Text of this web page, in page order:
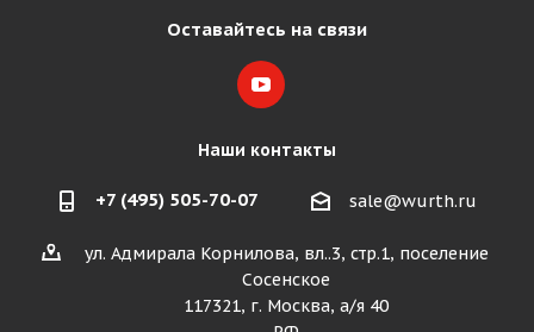
Оставайтесь на связи
Наши контакты
+7 (495) 505-70-07 sale@wurth.ru
ул. Адмирала Корнилова, вл..3, стр.1, поселение
Сосенское
117321, г. Москва, а/я 40